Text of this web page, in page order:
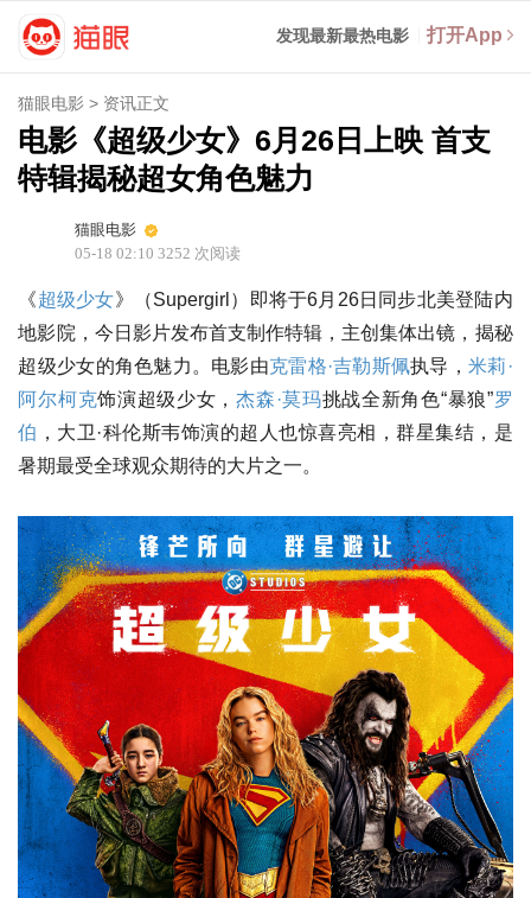
发现最新最热电影 打开App
猫眼电影 > 资讯正文
电影《超级少女》6月26日上映 首支
特辑揭秘超女角色魅力
猫眼电影
05-18 02:10 3252 次阅读
《超级少女》（Supergirl）即将于6月26日同步北美登陆内
地影院，今日影片发布首支制作特辑，主创集体出镜，揭秘
超级少女的角色魅力。电影由克雷格·吉勒斯佩执导，米莉·
阿尔柯克饰演超级少女，杰森·莫玛挑战全新角色“暴狼”罗
伯 ，大卫·科伦斯韦饰演的超人也惊喜亮相，群星集结，是
暑期最受全球观众期待的大片之一。